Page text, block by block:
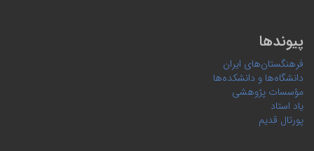
پیوندها
فرهنگستان‌های ایران
دانشگاه‌ها و دانشکده‌ها
مؤسسات پژوهشی
یاد استاد
پورتال قدیم